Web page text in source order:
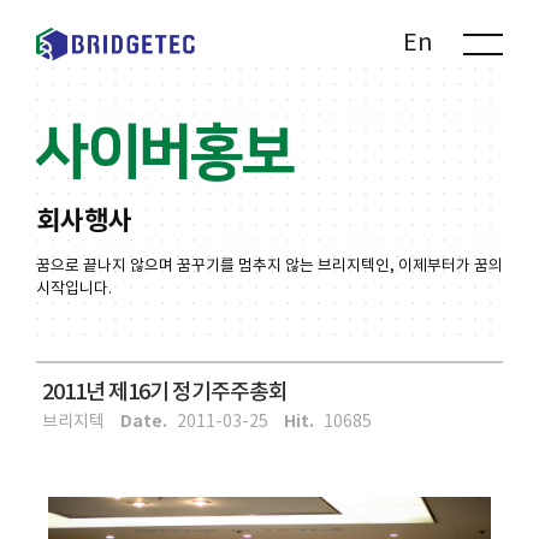
En
사이버홍보
회사행사
꿈으로 끝나지 않으며 꿈꾸기를 멈추지 않는 브리지텍인, 이제부터가 꿈의
시작입니다.
2011년 제16기 정기주주총회
브리지텍 Date. 2011-03-25 Hit. 10685